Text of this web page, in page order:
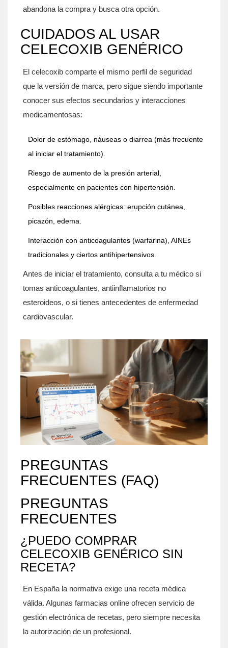
abandona la compra y busca otra opción.
CUIDADOS AL USAR
CELECOXIB GENÉRICO
El celecoxib comparte el mismo perfil de seguridad
que la versión de marca, pero sigue siendo importante
conocer sus efectos secundarios y interacciones
medicamentosas:
Dolor de estómago, náuseas o diarrea (más frecuente
al iniciar el tratamiento).
Riesgo de aumento de la presión arterial,
especialmente en pacientes con hipertensión.
Posibles reacciones alérgicas: erupción cutánea,
picazón, edema.
Interacción con anticoagulantes (warfarina), AINEs
tradicionales y ciertos antihipertensivos.
Antes de iniciar el tratamiento, consulta a tu médico si
tomas anticoagulantes, antiinflamatorios no
esteroideos, o si tienes antecedentes de enfermedad
cardiovascular.
PREGUNTAS
FRECUENTES (FAQ)
PREGUNTAS
FRECUENTES
¿PUEDO COMPRAR
CELECOXIB GENÉRICO SIN
RECETA?
En España la normativa exige una receta médica
válida. Algunas farmacias online ofrecen servicio de
gestión electrónica de recetas, pero siempre necesita
la autorización de un profesional.